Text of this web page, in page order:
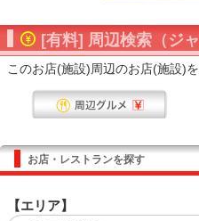
[有料] 周辺検索（ジャ
このお店(施設)周辺のお店(施設)
お店・レストランを探す
【エリア】